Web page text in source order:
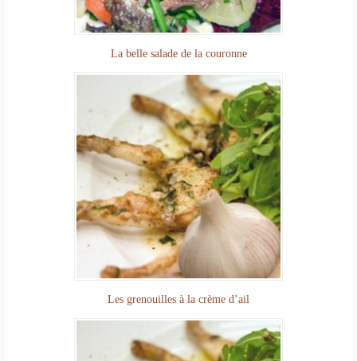
La belle salade de la couronne
Les grenouilles à la crème d’ail